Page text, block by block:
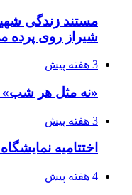
مستند زندگی
شیراز روی پرده
3 هفته پیش
«نه مثل هر شب»
3 هفته پیش
اختتامیه
4 هفته پیش